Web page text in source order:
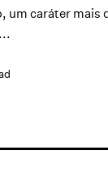
um caráter mais